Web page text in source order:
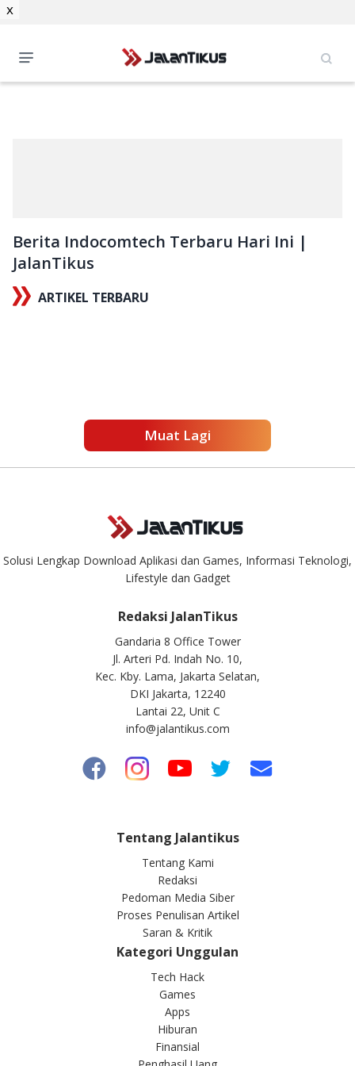
Berita Indocomtech Terbaru Hari Ini |
JalanTikus
ARTIKEL TERBARU
Muat Lagi
x
Solusi Lengkap Download Aplikasi dan Games, Informasi Teknologi,
Lifestyle dan Gadget
Redaksi JalanTikus
Gandaria 8 Office Tower
Jl. Arteri Pd. Indah No. 10,
Kec. Kby. Lama, Jakarta Selatan,
DKI Jakarta, 12240
Lantai 22, Unit C
info@jalantikus.com
Tentang Jalantikus
Tentang Kami
Redaksi
Pedoman Media Siber
Proses Penulisan Artikel
Saran & Kritik
Kategori Unggulan
Tech Hack
Games
Apps
Hiburan
Finansial